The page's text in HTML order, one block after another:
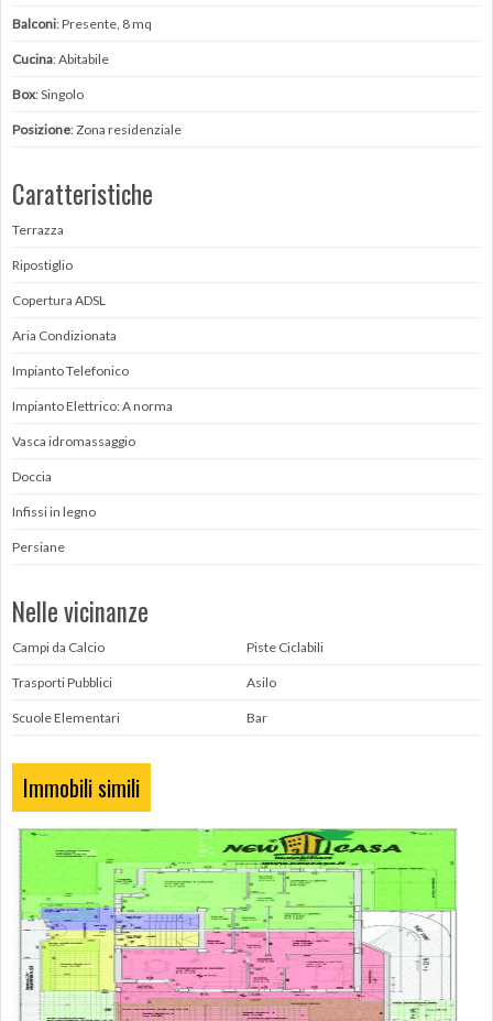
Balconi: Presente, 8 mq
Cucina: Abitabile
Box: Singolo
Posizione: Zona residenziale
Caratteristiche
Terrazza
Ripostiglio
Copertura ADSL
Aria Condizionata
Impianto Telefonico
Impianto Elettrico: A norma
Vasca idromassaggio
Doccia
Infissi in legno
Persiane
Nelle vicinanze
Campi da Calcio Piste Ciclabili
Trasporti Pubblici Asilo
Scuole Elementari Bar
Immobili simili